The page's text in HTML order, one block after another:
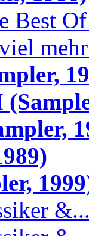
Best Of